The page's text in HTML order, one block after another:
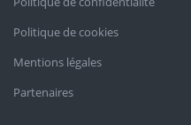
Politique de cookies
Mentions légales
Partenaires